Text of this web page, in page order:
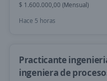
$ 1.600.000,00 (Mensual)
Hace 5 horas
Practicante
ingeniera de